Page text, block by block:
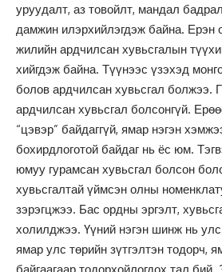
уруудалт, аз товойлт, мандал
дамжин илэрхийлэгдэж байна. Ерэн
жилийн ардчилсан хувьсгалын
хийгдэж байна. Түүнээс үзэхэд
болов ардчилсан хувьсгал болжээ.
ардчилсан хувьсгал болсонгүй.
“цэвэр” байдаггүй, ямар нэгэн
бохирдлоготой байдаг нь ёс юм.
юмуу гурамсан хувьсгал болсон
хувьсгалтай үймсэн олны
зэрэгцжээ. Бас ордны эргэлт,
холилджээ. Үүний нэгэн шинж нь
ямар улс төрийн зүтгэлтэн тодорч,